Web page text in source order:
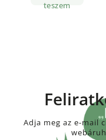
teszem
Adja meg az e-mail